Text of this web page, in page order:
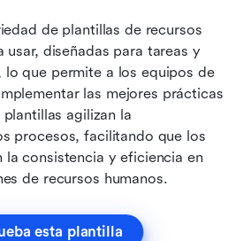
de plantillas de recursos
usar, diseñadas para tareas y
lo que permite a los equipos de
las mejores prácticas
agilizan la
procesos, facilitando que los
la consistencia y eficiencia en
de recursos humanos.
esta plantilla